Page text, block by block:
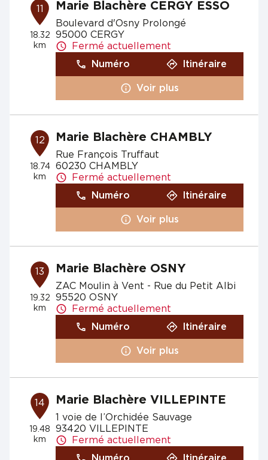
11
18.32
km
Marie Blachère CERGY ESSO
Boulevard d'Osny Prolongé
95000 CERGY
Fermé actuellement
Numéro
Itinéraire
Voir plus
12
18.74
km
Marie Blachère CHAMBLY
Rue François Truffaut
60230 CHAMBLY
Fermé actuellement
Numéro
Itinéraire
Voir plus
13
19.32
km
Marie Blachère OSNY
ZAC Moulin à Vent - Rue du Petit Albi
95520 OSNY
Fermé actuellement
Numéro
Itinéraire
Voir plus
14
19.48
km
Marie Blachère VILLEPINTE
1 voie de l’Orchidée Sauvage
93420 VILLEPINTE
Fermé actuellement
Numéro
Itinéraire